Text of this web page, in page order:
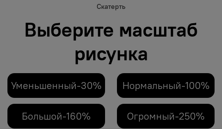
Скатерть
Выберите масштаб
рисунка
Уменьшенный-30% Нормальный-100%
Большой-160% Огромный-250%